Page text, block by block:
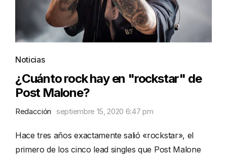
Noticias
¿Cuánto rock hay en "rockstar" de
Post Malone?
Redacción septiembre 15, 2020 6:47 pm
Hace tres años exactamente salió «rockstar», el
primero de los cinco lead singles que Post Malone